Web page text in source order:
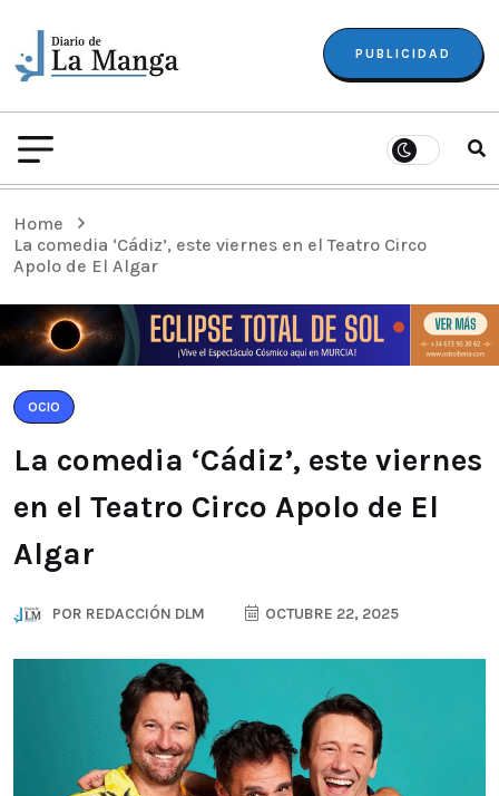
PUBLICIDAD
Home
La comedia ‘Cádiz’, este viernes en el Teatro Circo
Apolo de El Algar
OCIO
La comedia ‘Cádiz’, este viernes
en el Teatro Circo Apolo de El
Algar
POR REDACCIÓN DLM OCTUBRE 22, 2025